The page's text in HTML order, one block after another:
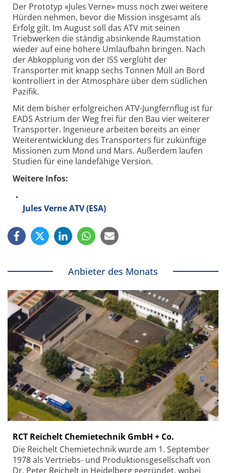
Der Prototyp «Jules Verne» muss noch zwei weitere
Hürden nehmen, bevor die Mission insgesamt als
Erfolg gilt. Im August soll das ATV mit seinen
Triebwerken die ständig absinkende Raumstation
wieder auf eine höhere Umlaufbahn bringen. Nach
der Abkopplung von der ISS verglüht der
Transporter mit knapp sechs Tonnen Müll an Bord
kontrolliert in der Atmosphäre über dem südlichen
Pazifik.
Mit dem bisher erfolgreichen ATV-Jungfernflug ist für
EADS Astrium der Weg frei für den Bau vier weiterer
Transporter. Ingenieure arbeiten bereits an einer
Weiterentwicklung des Transporters für zukünftige
Missionen zum Mond und Mars. Außerdem laufen
Studien für eine landefähige Version.
Weitere Infos:
Jules Verne ATV (ESA)
Anbieter des Monats
RCT Reichelt Chemietechnik GmbH + Co.
Die Reichelt Chemietechnik wurde am 1. September
1978 als Vertriebs- und Produktionsgesellschaft von
Dr. Peter Reichelt in Heidelberg gegründet, wobei